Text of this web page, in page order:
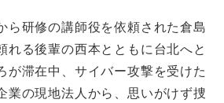
ら研修の講師役を依頼された倉島
れる後輩の西本とともに台北へと
が滞在中、サイバー攻撃を受けた
業の現地法人から、思いがけず捜